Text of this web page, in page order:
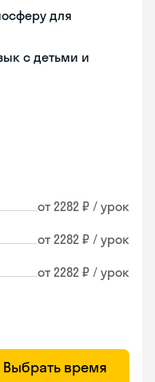
для
с детьми и
от 2282 ₽ / урок
от 2282 ₽ / урок
от 2282 ₽ / урок
Выбрать время